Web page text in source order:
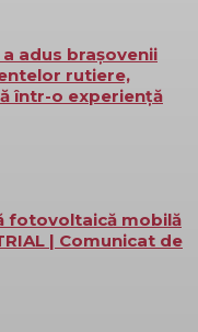
adus brașovenii
rutiere,
într-o experiență
fotovoltaică mobilă
| Comunicat de